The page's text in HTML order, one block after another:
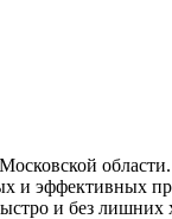
и эффективных
и без лишних